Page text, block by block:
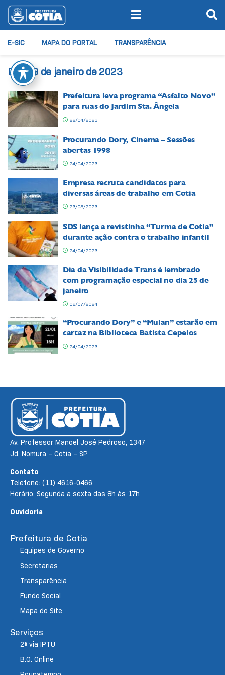
E-SIC MAPA DO PORTAL TRANSPARÊNCIA
Dia:19 de janeiro de 2023
Prefeitura leva programa “Asfalto Novo”
para ruas do Jardim Sta. Ângela
22/04/2023
Procurando Dory, Cinema – Sessões
abertas 1998
24/04/2023
Empresa recruta candidatos para
diversas áreas de trabalho em Cotia
23/05/2023
SDS lança a revistinha “Turma de Cotia”
durante ação contra o trabalho infantil
24/04/2023
Dia da Visibilidade Trans é lembrado
com programação especial no dia 25 de
janeiro
06/07/2024
“Procurando Dory” e “Mulan” estarão em
cartaz na Biblioteca Batista Cepelos
24/04/2023
Av. Professor Manoel José Pedroso, 1347
Jd. Nomura – Cotia – SP
Contato
Telefone: (11) 4616-0466
Horário: Segunda a sexta das 8h às 17h
Ouvidoria
Prefeitura de Cotia
Equipes de Governo
Secretarias
Transparência
Fundo Social
Mapa do Site
Serviços
2ª via IPTU
B.O. Online